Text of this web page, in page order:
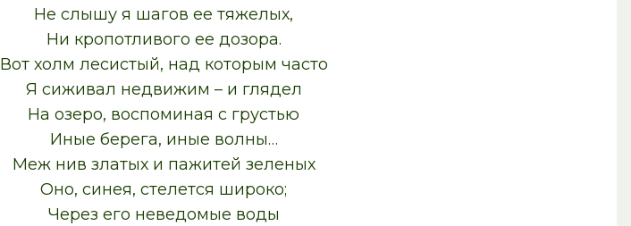
Не слышу я шагов ее тяжелых,
Ни кропотливого ее дозора.
Вот холм лесистый, над которым часто
Я сиживал недвижим – и глядел
На озеро, воспоминая с грустью
Иные берега, иные волны…
Меж нив златых и пажитей зеленых
Оно, синея, стелется широко;
Через его неведомые воды